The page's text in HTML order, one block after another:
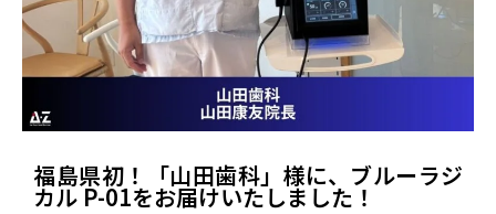
福島県初！「山田歯科」様に、ブルーラジ
カル P-01をお届けいたしました！